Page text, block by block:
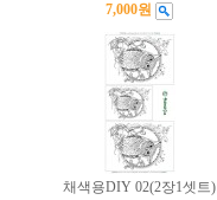
7,000원
채색용DIY 02(2장1셋트)